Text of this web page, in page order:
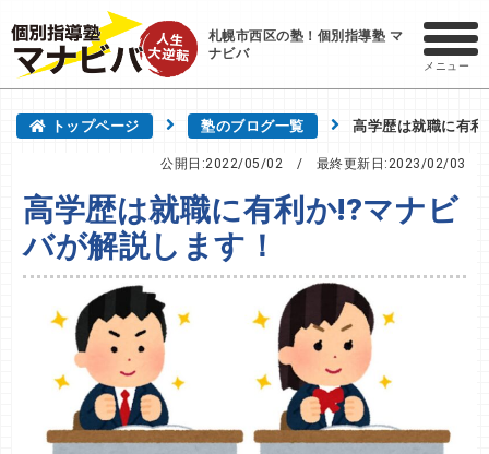
札幌市西区の塾！個別指導塾 マ
ナビバ
メニュー
トップページ 塾のブログ一覧 高学歴は就職に有
公開日:2022/05/02 / 最終更新日:2023/02/03
高学歴は就職に有利か!?マナビ
バが解説します！